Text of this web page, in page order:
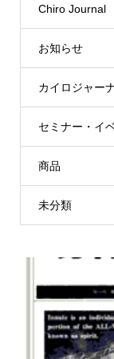
Chiro Journal
お知らせ
カイロジャー
セミナー・イ
商品
未分類